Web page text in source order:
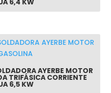
6,4 KW
AYERBE MOTOR
TRIFÁSICA CORRIENTE
6,5 KW